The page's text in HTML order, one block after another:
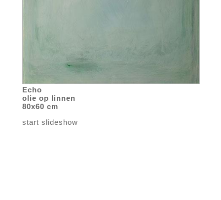
Echo
olie op linnen
80x60 cm
start slideshow